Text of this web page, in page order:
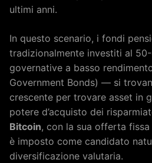
ultimi anni.
In questo scenario, i fondi
tradizionalmente investiti al
governative a basso
Government Bonds) — si
crescente per trovare asset in
potere d’acquisto dei
Bitcoin, con la sua offerta
è imposto come candidato
diversificazione valutaria.